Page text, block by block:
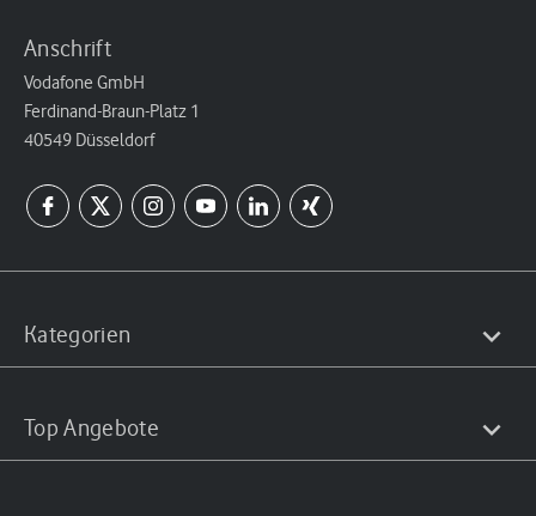
Anschrift
Vodafone GmbH
Ferdinand-Braun-Platz 1
40549 Düsseldorf
Kategorien
Top Angebote